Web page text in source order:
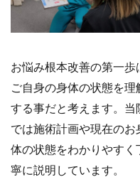
お悩み根本改善の第一歩
ご自身の身体の状態を理
する事だと考えます。当
では施術計画や現在のお
体の状態をわかりやすく
寧に説明しています。